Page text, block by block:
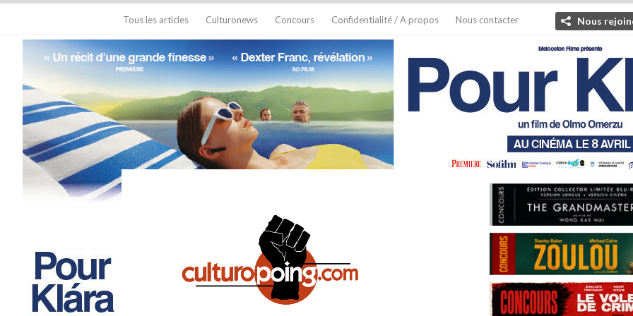
Tous les articles Culturonews Concours Confidentialité / A propos Nous contacter Nous